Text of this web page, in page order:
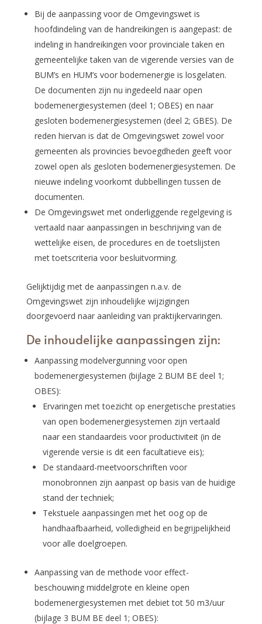
Bij de aanpassing voor de Omgevingswet is
hoofdindeling van de handreikingen is aangepast: de
indeling in handreikingen voor provinciale taken en
gemeentelijke taken van de vigerende versies van de
BUM’s en HUM’s voor bodemenergie is losgelaten.
De documenten zijn nu ingedeeld naar open
bodemenergiesystemen (deel 1; OBES) en naar
gesloten bodemenergiesystemen (deel 2; GBES). De
reden hiervan is dat de Omgevingswet zowel voor
gemeenten als provincies bevoegdheden geeft voor
zowel open als gesloten bodemenergiesystemen. De
nieuwe indeling voorkomt dubbellingen tussen de
documenten.
De Omgevingswet met onderliggende regelgeving is
vertaald naar aanpassingen in beschrijving van de
wettelijke eisen, de procedures en de toetslijsten
met toetscriteria voor besluitvorming.
Gelijktijdig met de aanpassingen n.a.v. de
Omgevingswet zijn inhoudelijke wijzigingen
doorgevoerd naar aanleiding van praktijkervaringen.
De inhoudelijke aanpassingen zijn:
Aanpassing modelvergunning voor open
bodemenergiesystemen (bijlage 2 BUM BE deel 1;
OBES):
Ervaringen met toezicht op energetische prestaties
van open bodemenergiesystemen zijn vertaald
naar een standaardeis voor productiviteit (in de
vigerende versie is dit een facultatieve eis);
De standaard-meetvoorschriften voor
monobronnen zijn aanpast op basis van de huidige
stand der techniek;
Tekstuele aanpassingen met het oog op de
handhaafbaarheid, volledigheid en begrijpelijkheid
voor alle doelgroepen.
Aanpassing van de methode voor effect-
beschouwing middelgrote en kleine open
bodemenergiesystemen met debiet tot 50 m3/uur
(bijlage 3 BUM BE deel 1; OBES):